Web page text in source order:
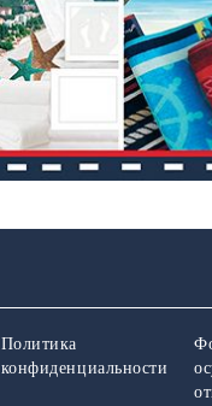
Политика
конфиденциальности